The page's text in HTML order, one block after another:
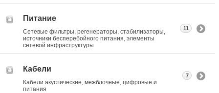
Питание
Сетевые фильтры, регенераторы, стабилизаторы,
источники бесперебойного питания, элементы
сетевой инфраструктуры
11
Кабели
Кабели акустические, межблочные, цифровые и
питания
7